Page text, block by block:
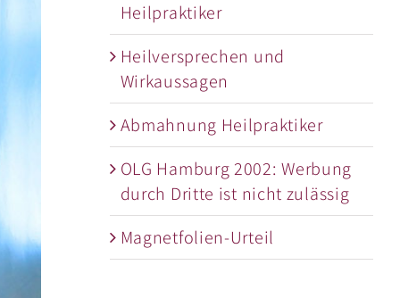
Heilpraktiker
Heilversprechen und
Wirkaussagen
Abmahnung Heilpraktiker
OLG Hamburg 2002: Werbung
durch Dritte ist nicht zulässig
Magnetfolien-Urteil